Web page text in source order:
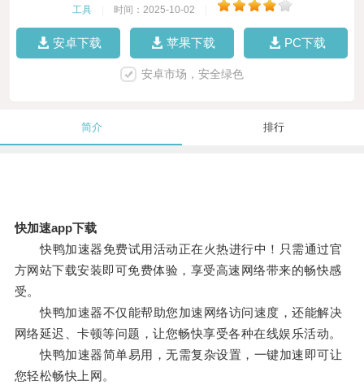
工具 时间：2025-10-02
安卓下载 苹果下载 PC下载
安卓市场，安全绿色
简介 排行
快加速app下载
快鸭加速器免费试用活动正在火热进行中！只需通过官
方网站下载安装即可免费体验，享受高速网络带来的畅快感
受。
快鸭加速器不仅能帮助您加速网络访问速度，还能解决
网络延迟、卡顿等问题，让您畅快享受各种在线娱乐活动。
快鸭加速器简单易用，无需复杂设置，一键加速即可让
您轻松畅快上网。